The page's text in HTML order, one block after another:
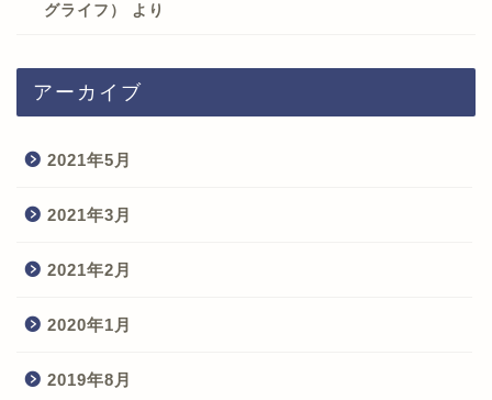
グライフ）
より
アーカイブ
2021年5月
2021年3月
2021年2月
2020年1月
2019年8月